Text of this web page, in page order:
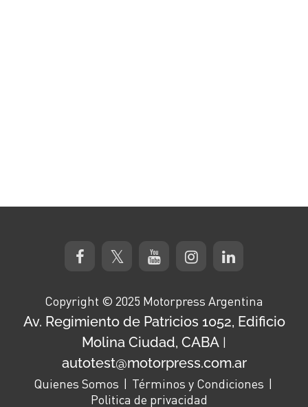
Copyright © 2025 Motorpress Argentina
Av. Regimiento de Patricios 1052, Edificio
Molina Ciudad, CABA |
autotest@motorpress.com.ar
Quienes Somos
Términos y Condiciones
Politica de privacidad